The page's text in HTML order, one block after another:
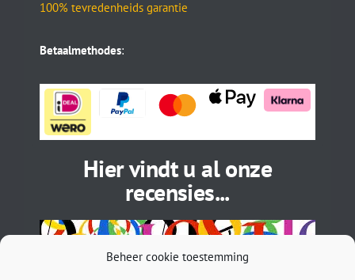
Beheer cookie toestemming
100% tevredenheids garantie
Betaalmethodes:
Hier vindt u al onze
recensies...